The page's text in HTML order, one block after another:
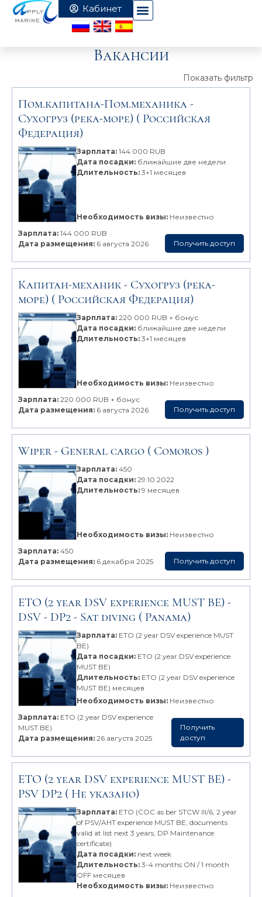
Вакансии
Показать фильтр
Пом.капитана-Пом.механика -
Сухогруз (река-море) ( Российская
Федерация)
Зарплата: 144 000 RUB
Дата посадки: ближайшие две недели
Длительность: 3+1 месяцев
Необходимость визы: Неизвестно
Зарплата: 144 000 RUB
Дата размещения: 6 августа 2026 Получить доступ
Капитан-механик - Сухогруз (река-
море) ( Российская Федерация)
Зарплата: 220 000 RUB + бонус
Дата посадки: ближайшие две недели
Длительность: 3+1 месяцев
Необходимость визы: Неизвестно
Зарплата: 220 000 RUB + бонус
Дата размещения: 6 августа 2026 Получить доступ
Wiper - General cargo ( Comoros )
Зарплата: 450
Дата посадки: 29.10.2022
Длительность: 9 месяцев
Необходимость визы: Неизвестно
Зарплата: 450
Дата размещения: 6 декабря 2025 Получить доступ
ETO (2 year DSV experience MUST BE) -
DSV - DP2 - Sat diving ( Panama)
Зарплата: ETO (2 year DSV experience MUST
BE)
Дата посадки: ETO (2 year DSV experience
MUST BE)
Длительность: ETO (2 year DSV experience
MUST BE) месяцев
Необходимость визы: Неизвестно
Зарплата: ETO (2 year DSV experience
MUST BE)
Дата размещения: 26 августа 2025
Получить
доступ
ETO (2 year DSV experience MUST BE) -
PSV DP2 ( Не указано)
Зарплата: ETO (COC as ber STCW III/6, 2 year
of PSV/AHT experience MUST BE, documents
valid at list next 3 years, DP Maintenance
certificate)
Дата посадки: next week
Длительность: 3-4 months ON / 1 month
OFF месяцев
Необходимость визы: Неизвестно